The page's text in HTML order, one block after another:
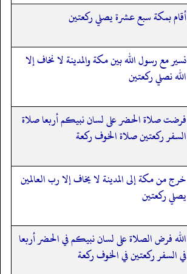
أقام بمكة سبع عشرة يصلي ركعتين
نسير مع رسول الله بين مكة والمدينة لا نخاف إلا
الله نصلي ركعتين
فرضت صلاة الحضر على لسان نبيكم أربعا صلاة
السفر ركعتين صلاة الخوف ركعة
خرج من مكة إلى المدينة لا يخاف إلا رب العالمين
يصلي ركعتين
الله فرض الصلاة على لسان نبيكم في الحضر أربعا
في السفر ركعتين في الخوف ركعة